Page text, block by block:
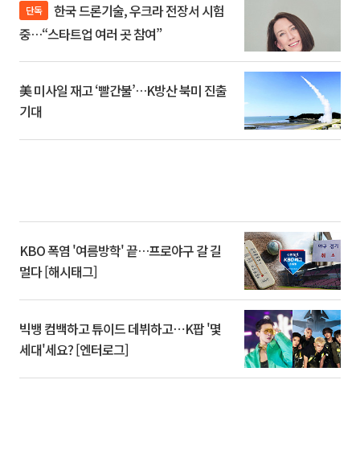
단독
중…“스타트업 여러 곳 참여”
美 미사일 재고 ‘빨간불’…K방산 북미 진출
기대
KBO 폭염 '여름방학' 끝…프로야구 갈 길
멀다 [해시태그]
빅뱅 컴백하고 튜이드 데뷔하고⋯K팝 '몇
세대'세요? [엔터로그]